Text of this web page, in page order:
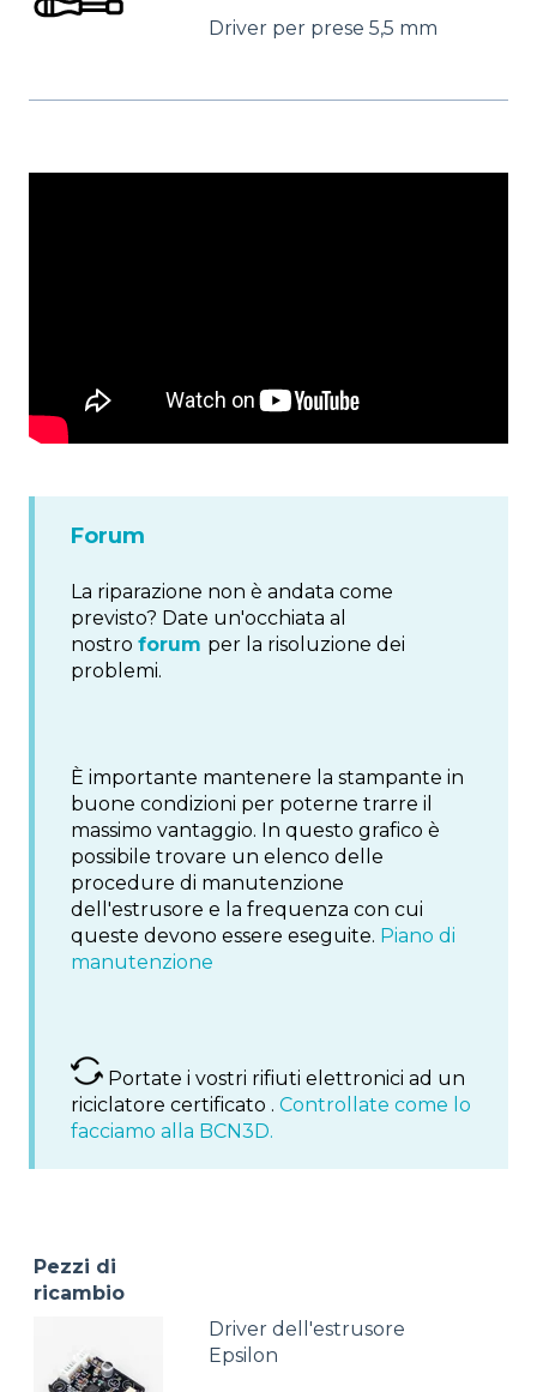
Driver per prese 5,5 mm
Forum
La riparazione non è andata come
previsto? Date un'occhiata al
nostro forum per la risoluzione dei
problemi.
È importante mantenere la stampante in
buone condizioni per poterne trarre il
massimo vantaggio. In questo grafico è
possibile trovare un elenco delle
procedure di manutenzione
dell'estrusore e la frequenza con cui
queste devono essere eseguite. Piano di
manutenzione
Portate i vostri rifiuti elettronici ad un
riciclatore certificato . Controllate come lo
facciamo alla BCN3D.
Pezzi di
ricambio
Driver dell'estrusore
Epsilon